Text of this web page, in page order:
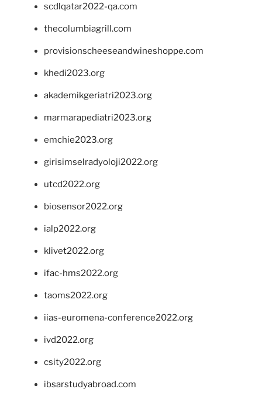
scdlqatar2022-qa.com
thecolumbiagrill.com
provisionscheeseandwineshoppe.com
khedi2023.org
akademikgeriatri2023.org
marmarapediatri2023.org
emchie2023.org
girisimselradyoloji2022.org
utcd2022.org
biosensor2022.org
ialp2022.org
klivet2022.org
ifac-hms2022.org
taoms2022.org
iias-euromena-conference2022.org
ivd2022.org
csity2022.org
ibsarstudyabroad.com